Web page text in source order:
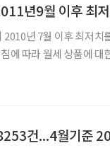
년9월 이후 최
년 7월 이후 최저
월세 상품에 대한 투자수요가
건...4월기준